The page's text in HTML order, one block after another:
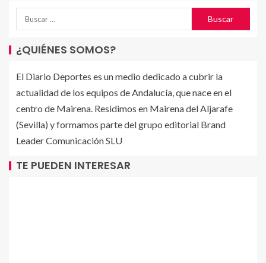
¿QUIÉNES SOMOS?
El Diario Deportes es un medio dedicado a cubrir la
actualidad de los equipos de Andalucía, que nace en el
centro de Mairena. Residimos en Mairena del Aljarafe
(Sevilla) y formamos parte del grupo editorial Brand
Leader Comunicación SLU
TE PUEDEN INTERESAR